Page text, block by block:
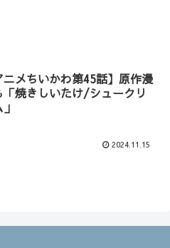
ニメちいかわ第45話】原作漫
「焼きしいたけ/シュークリ
2024.11.15